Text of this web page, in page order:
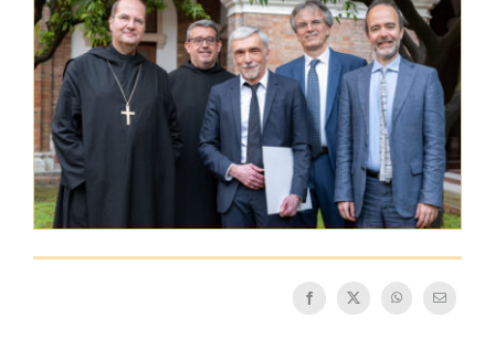
La medaglia di San Benedetto
NEXUS
Archivio OSB.org